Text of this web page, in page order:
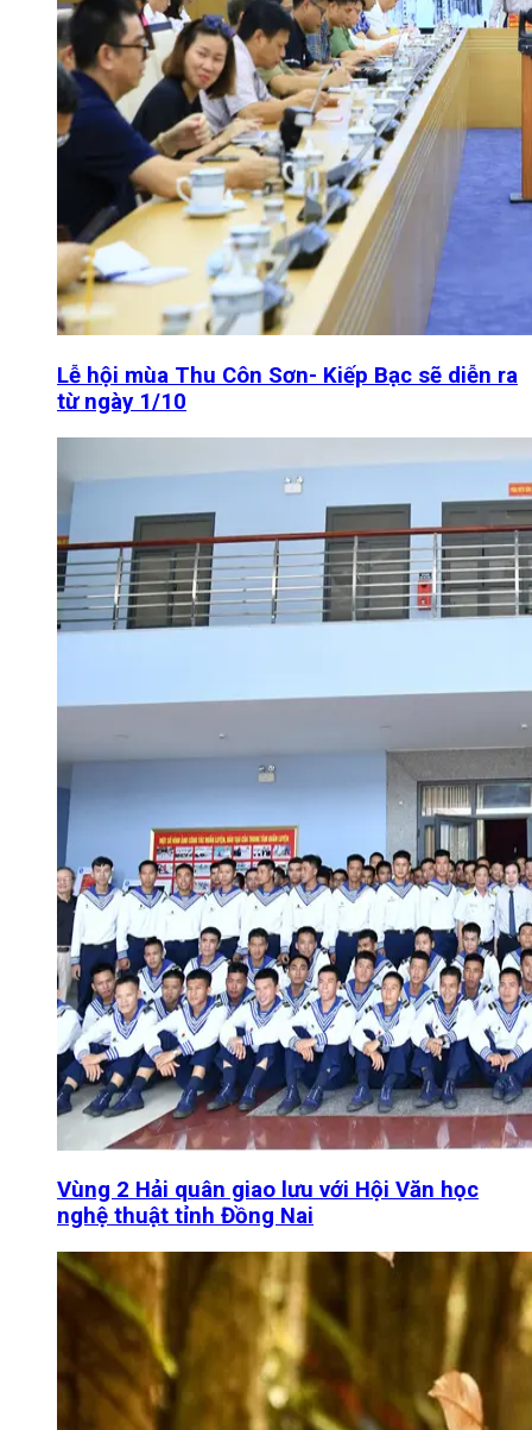
Lễ hội mùa Thu Côn Sơn- Kiếp Bạc sẽ diễn ra
từ ngày 1/10
Vùng 2 Hải quân giao lưu với Hội Văn học
nghệ thuật tỉnh Đồng Nai